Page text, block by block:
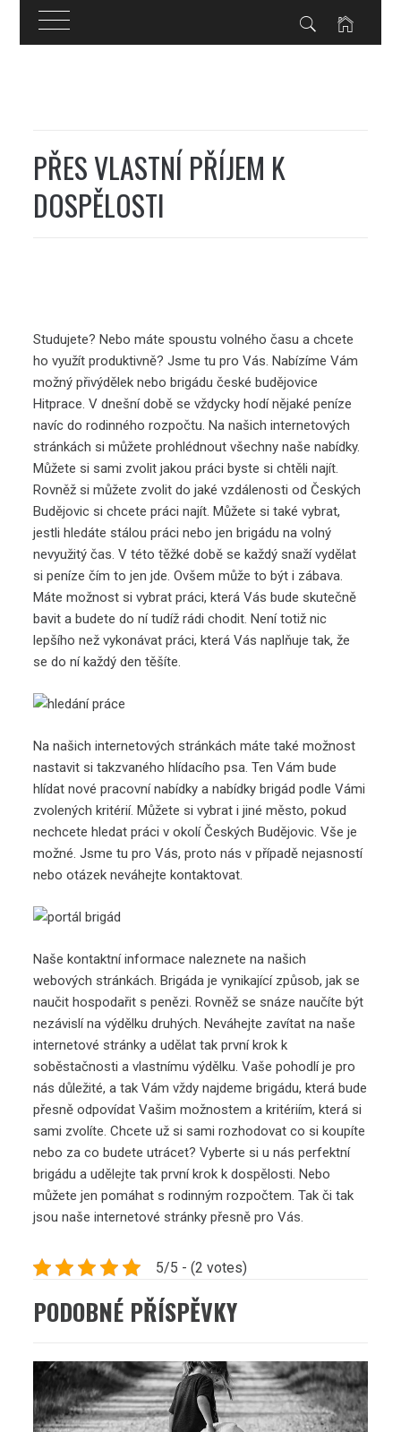
PŘES VLASTNÍ PŘÍJEM K
DOSPĚLOSTI
Studujete? Nebo máte spoustu volného času a chcete
ho využít produktivně? Jsme tu pro Vás. Nabízíme Vám
možný přivýdělek nebo brigádu české budějovice
Hitprace . V dnešní době se vždycky hodí nějaké peníze
navíc do rodinného rozpočtu. Na našich internetových
stránkách si můžete prohlédnout všechny naše nabídky.
Můžete si sami zvolit jakou práci byste si chtěli najít.
Rovněž si můžete zvolit do jaké vzdálenosti od Českých
Budějovic si chcete práci najít. Můžete si také vybrat,
jestli hledáte stálou práci nebo jen brigádu na volný
nevyužitý čas. V této těžké době se každý snaží vydělat
si peníze čím to jen jde. Ovšem může to být i zábava.
Máte možnost si vybrat práci, která Vás bude skutečně
bavit a budete do ní tudíž rádi chodit. Není totiž nic
lepšího než vykonávat práci, která Vás naplňuje tak, že
se do ní každý den těšíte.
Na našich internetových stránkách máte také možnost
nastavit si takzvaného hlídacího psa. Ten Vám bude
hlídat nové pracovní nabídky a nabídky brigád podle Vámi
zvolených kritérií. Můžete si vybrat i jiné město, pokud
nechcete hledat práci v okolí Českých Budějovic. Vše je
možné. Jsme tu pro Vás, proto nás v případě nejasností
nebo otázek neváhejte kontaktovat.
Naše kontaktní informace naleznete na našich
webových stránkách. Brigáda je vynikající způsob, jak se
naučit hospodařit s penězi. Rovněž se snáze naučíte být
nezávislí na výdělku druhých. Neváhejte zavítat na naše
internetové stránky a udělat tak první krok k
soběstačnosti a vlastnímu výdělku. Vaše pohodlí je pro
nás důležité, a tak Vám vždy najdeme brigádu, která bude
přesně odpovídat Vašim možnostem a kritériím, která si
sami zvolíte. Chcete už si sami rozhodovat co si koupíte
nebo za co budete utrácet? Vyberte si u nás perfektní
brigádu a udělejte tak první krok k dospělosti. Nebo
můžete jen pomáhat s rodinným rozpočtem. Tak či tak
jsou naše internetové stránky přesně pro Vás.
5/5 - (2 votes)
PODOBNÉ PŘÍSPĚVKY